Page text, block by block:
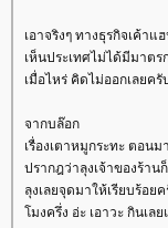
เอาจริงๆ ทางธุรกิจเค้า
เห็นประเทศไม่ได้มีมาต
เมื่อไหร่ คิดไม่ออกเลยครั
จากบล๊อก
เรื่องเตาหมูกระทะ ตอน
ปรากฎว่าลุงเจ้าของร้า
ลุงเลยจุดมาให้เรียบร้อ
มงครึ่ง อ่ะ เอาวะ กินเล